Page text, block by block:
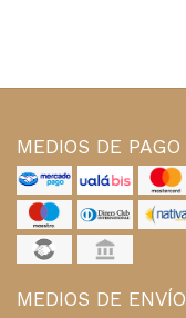
MEDIOS DE PAGO
MEDIOS DE ENVÍO